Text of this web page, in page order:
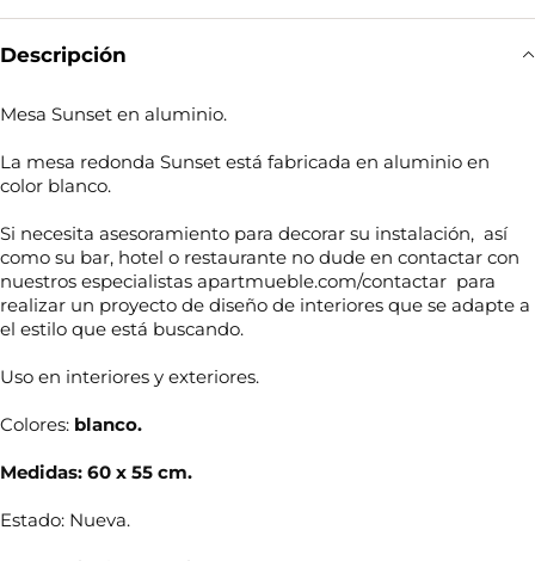
Descripción
Mesa Sunset en aluminio.
La mesa redonda Sunset está fabricada en aluminio en
color blanco.
Si necesita asesoramiento para decorar su instalación, así
como su bar, hotel o restaurante no dude en contactar con
nuestros especialistas apartmueble.com/contactar para
realizar un proyecto de diseño de interiores que se adapte a
el estilo que está buscando.
Uso en interiores y exteriores.
Colores: blanco.
Medidas: 60 x 55 cm.
Estado: Nueva.
N
m
r
T